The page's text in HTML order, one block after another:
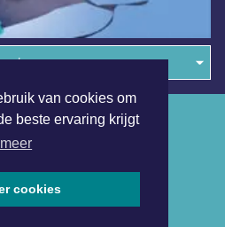
van cookies om
beste ervaring krijgt
cookies